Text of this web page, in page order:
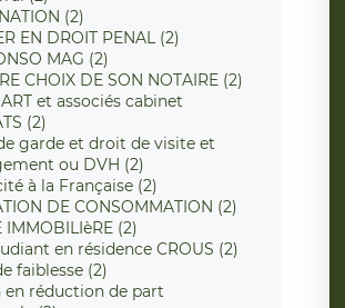
(2)
EN DROIT PENAL (2)
MAG (2)
CHOIX DE SON NOTAIRE (2)
et associés cabinet
(2)
garde et droit de visite et
ou DVH (2)
à la Française (2)
DE CONSOMMATION (2)
IMMOBILIèRE (2)
en résidence CROUS (2)
faiblesse (2)
en réduction de part